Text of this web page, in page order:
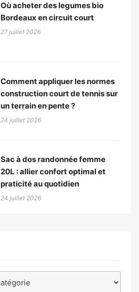
Où acheter des legumes bio
Bordeaux en circuit court
27 juillet 2026
Comment appliquer les normes
construction court de tennis sur
un terrain en pente ?
24 juillet 2026
Sac à dos randonnée femme
20L : allier confort optimal et
praticité au quotidien
24 juillet 2026